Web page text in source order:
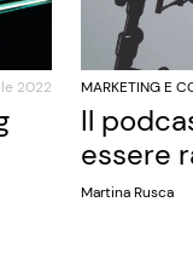
2022 MARKETING E
Il
essere
Martina Rusca